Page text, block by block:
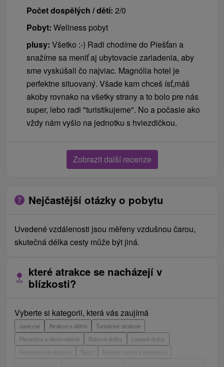
Počet dospělých / dětí: 2/0
Pobyt: Wellness pobyt
plusy: Všetko :-) Radi chodíme do Piešťan a
snažíme sa meniť aj ubytovacie zariadenia, aby
sme vyskúšali čo najviac. Magnólia hotel je
perfektne situovaný. Všade kam chceš ísť,máš
akoby rovnako na všetky strany a to bolo pre nás
super, lebo radi "turistikujeme". No a počasie ako
vždy nám vyšlo na jednotku s hviezdičkou.
Zobrazit další recenze
Nejčastější otázky o pobytu
Uvedené vzdálenosti jsou měřeny vzdušnou čarou,
skutečná délka cesty může být jiná.
které atrakce se nacházejí v
blízkosti?
Vyberte si kategorii, která vás zaujímá
Jaskyne Atrakce s dětmi
Turistické atrakcie
Planetária a observatória
Bobové dráhy
Lanové dráhy
Adrenalinové atrakcie
Detské centrá a mestečká